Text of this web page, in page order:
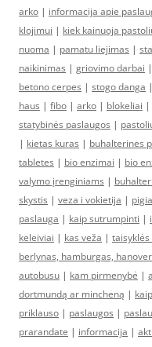
arko | informacija apie
klojimui | kiek kainuoja
nuoma | pamatu liejimas |
naikinimas | griovimo darbai |
betono cerpes | stogo danga |
haus | fibo | arko | blokeliai |
statybinės paslaugos |
| kietas kuras | buhalterines
tabletes | bio enzimai | bio
valymo įrenginiams |
skystis | veza i vokietija |
paslauga | kaip sutrumpinti |
keleiviai | kas veža |
berlynas, hamburgas,
autobusu | kam pirmenybė |
dortmundą ar mincheną |
priklauso | paslaugos |
prarandate | informacija |